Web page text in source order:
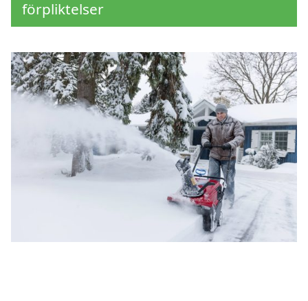
förpliktelser